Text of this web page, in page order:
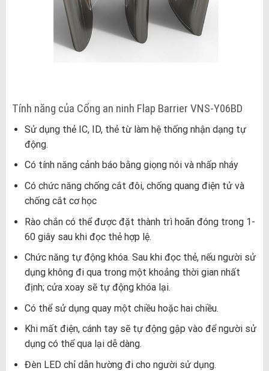
Tính năng của Cổng an ninh Flap Barrier VNS-Y06BD
Sử dụng thẻ IC, ID, thẻ từ làm hệ thống nhận dạng tự
động.
Có tính năng cảnh báo bằng giọng nói và nhấp nháy
Có chức năng chống cắt đôi, chống quang điện tử và
chống cắt cơ học
Rào chắn có thể được đặt thành trì hoãn đóng trong 1-
60 giây sau khi đọc thẻ hợp lệ.
Chức năng tự động khóa. Sau khi đọc thẻ, nếu người sử
dụng không đi qua trong một khoảng thời gian nhất
định; cửa xoay sẽ tự động khóa lại.
Có thể sử dụng quay một chiều hoặc hai chiều.
Khi mất điện, cánh tay sẽ tự động gập vào để người sử
dụng có thể qua lại dễ dàng.
Đèn LED chỉ dẫn hường đi cho người sử dụng.